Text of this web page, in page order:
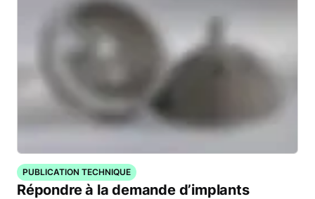
PUBLICATION TECHNIQUE
Répondre à la demande d’implants